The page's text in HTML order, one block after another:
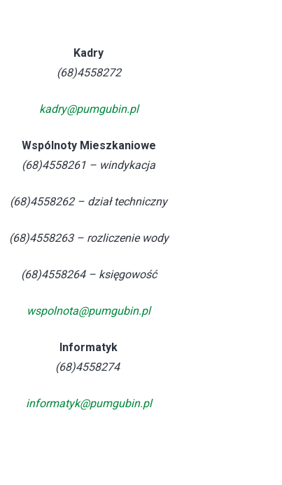
Kadry
(68)4558272
kadry@pumgubin.pl
Wspólnoty Mieszkaniowe
(68)4558261 – windykacja
(68)4558262 – dział techniczny
(68)4558263 – rozliczenie wody
(68)4558264 – księgowość
wspolnota@pumgubin.pl
Informatyk
(68)4558274
informatyk@pumgubin.pl